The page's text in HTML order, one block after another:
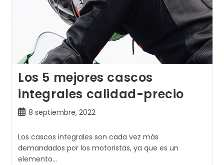
Los 5 mejores cascos
integrales calidad-precio
Publicación
la
entrada:
8 septiembre, 2022
Los cascos integrales son cada vez más
demandados por los motoristas, ya que es un
elemento…